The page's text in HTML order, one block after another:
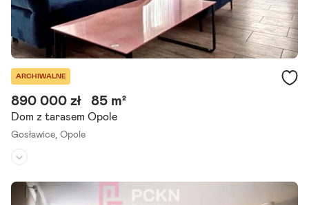
ARCHIWALNE
Dom z tarasem Opole
Gosławice, Opole
890 000 zł 85 m²
Liczba pokoi: